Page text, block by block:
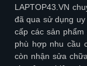
LAPTOP43.VN
đã qua sử dụng
cấp các sản
phù hợp nhu cầu
còn nhận sửa